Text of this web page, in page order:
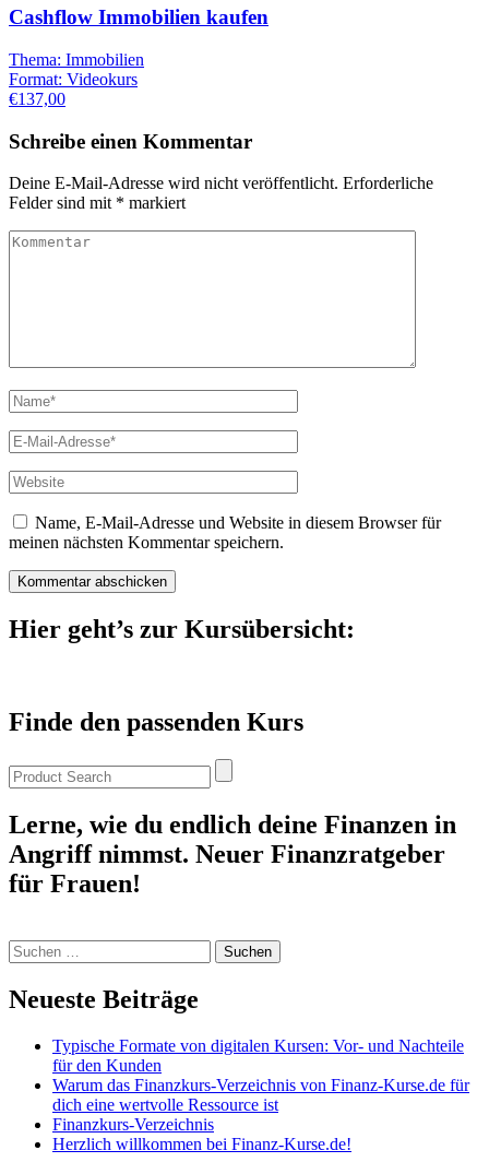
Cashflow Immobilien kaufen
Thema: Immobilien
Format: Videokurs
€137,00
Schreibe einen Kommentar
Deine E-Mail-Adresse wird nicht veröffentlicht. Erforderliche
Felder sind mit * markiert
Kommentar
Name*
E-
Mail*
Website
Name, E-Mail-Adresse und Website in diesem Browser für
meinen nächsten Kommentar speichern.
Hier geht’s zur Kursübersicht:
Finde den passenden Kurs
Lerne, wie du endlich deine Finanzen in
Angriff nimmst. Neuer Finanzratgeber
für Frauen!
Suchen
nach:
Neueste Beiträge
Typische Formate von digitalen Kursen: Vor- und Nachteile
für den Kunden
Warum das Finanzkurs-Verzeichnis von Finanz-Kurse.de für
dich eine wertvolle Ressource ist
Finanzkurs-Verzeichnis
Herzlich willkommen bei Finanz-Kurse.de!